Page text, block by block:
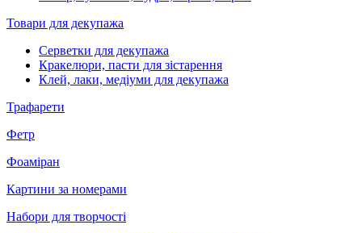
Товари для декупажа
Серветки для декупажа
Кракелюри, пасти для зістарення
Клей, лаки, медіуми для декупажа
Трафарети
Фетр
Фоаміран
Картини за номерами
Набори для творчості